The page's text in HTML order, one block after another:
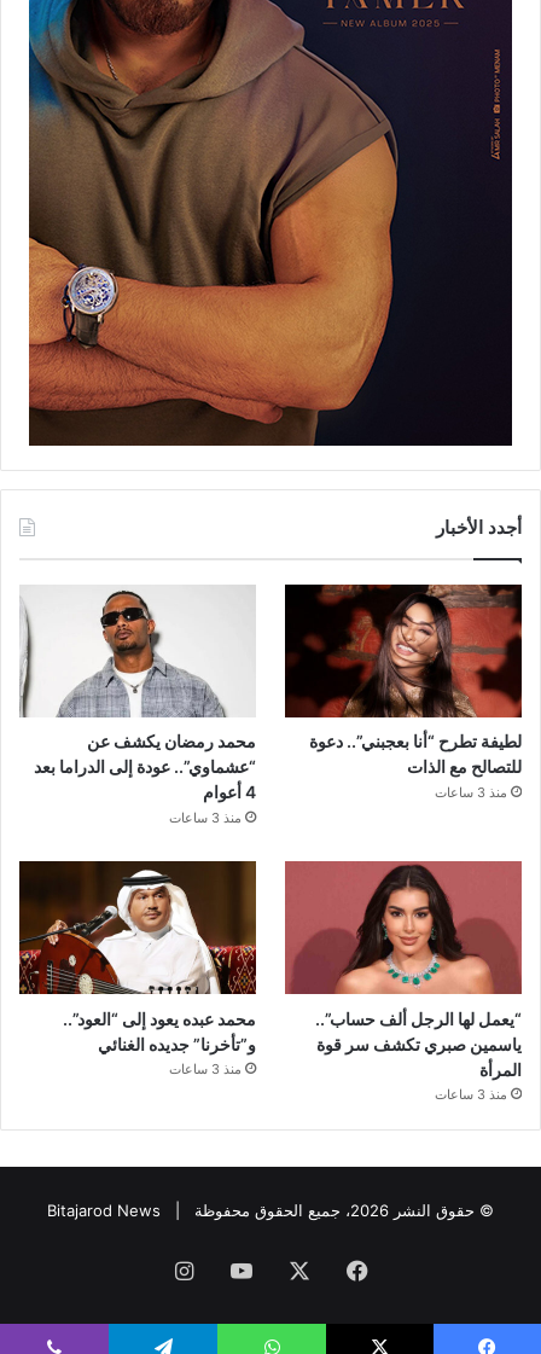
أجدد الأخبار
لطيفة تطرح “أنا بعجبني”.. دعوة
للتصالح مع الذات
منذ 3 ساعات
محمد رمضان يكشف عن
“عشماوي”.. عودة إلى الدراما بعد
4 أعوام
منذ 3 ساعات
“يعمل لها الرجل ألف حساب”..
ياسمين صبري تكشف سر قوة
المرأة
منذ 3 ساعات
محمد عبده يعود إلى “العود”..
و”تأخرنا” جديده الغنائي
منذ 3 ساعات
© حقوق النشر 2026، جميع الحقوق محفوظة | Bitajarod News
فيسبوك ‫YouTubeانستقرام